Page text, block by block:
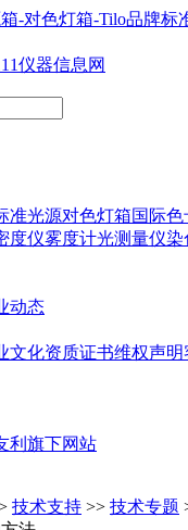
仪器信息网
准光源对色灯箱国际
度仪雾度计光测量仪染
动态
文化资质证书维权声明
利旗下网站
技术支持 >> 技术专题